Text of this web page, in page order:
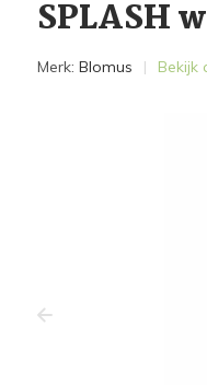
SPLASH
Merk: Blomus Bekijk